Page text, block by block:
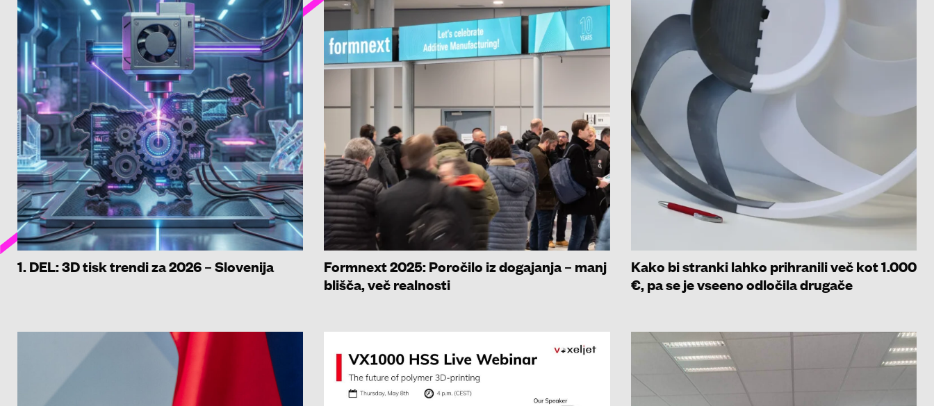
1. DEL: 3D tisk trendi za 2026 – Slovenija
Formnext 2025: Poročilo iz dogajanja – manj
blišča, več realnosti
Kako bi stranki lahko prihranili več kot 1.000
€, pa se je vseeno odločila drugače